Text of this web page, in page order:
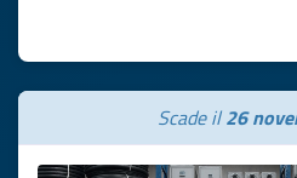
Scade il26